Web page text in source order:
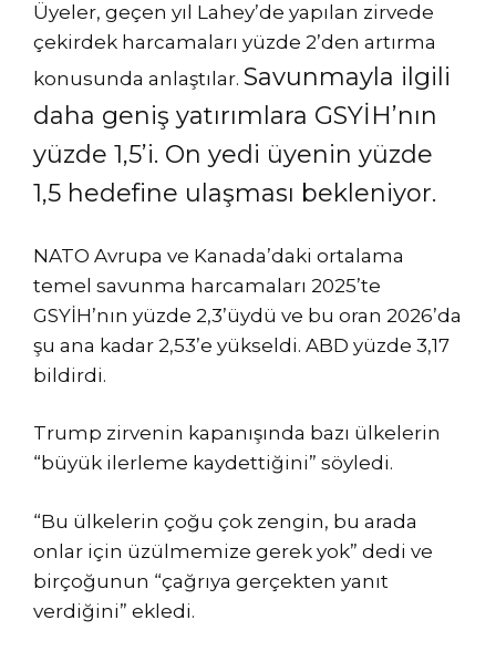
Üyeler, geçen yıl Lahey’de yapılan zirvede
çekirdek harcamaları yüzde 2’den artırma
konusunda anlaştılar. Savunmayla ilgili
daha geniş yatırımlara GSYİH’nın
yüzde 1,5’i. On yedi üyenin yüzde
1,5 hedefine ulaşması bekleniyor.
NATO Avrupa ve Kanada’daki ortalama
temel savunma harcamaları 2025’te
GSYİH’nın yüzde 2,3’üydü ve bu oran 2026’da
şu ana kadar 2,53’e yükseldi. ABD yüzde 3,17
bildirdi.
Trump zirvenin kapanışında bazı ülkelerin
“büyük ilerleme kaydettiğini” söyledi.
“Bu ülkelerin çoğu çok zengin, bu arada
onlar için üzülmemize gerek yok” dedi ve
birçoğunun “çağrıya gerçekten yanıt
verdiğini” ekledi.